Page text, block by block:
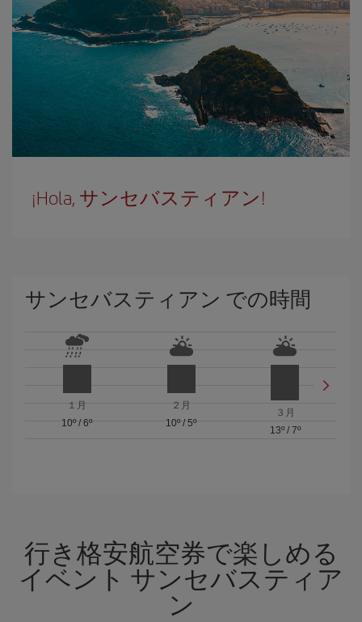
¡Hola, サンセバスティアン!
サンセバスティアン での時間
１月
10º/6º
２月
10º/ 5º
３月
13º/ 7º
行き格安航空券で楽しめる
イベント サンセバスティア
ン